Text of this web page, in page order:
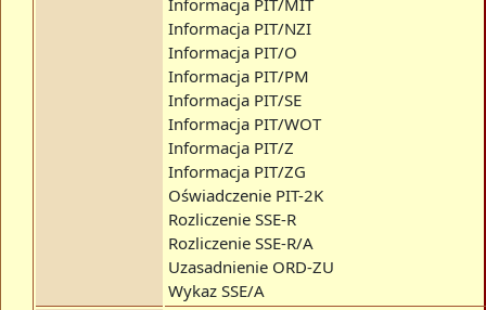
Informacja PIT/NZI
Informacja PIT/O
Informacja PIT/PM
Informacja PIT/SE
Informacja PIT/WOT
Informacja PIT/Z
Informacja PIT/ZG
Oświadczenie PIT-2K
Rozliczenie SSE-R
Rozliczenie SSE-R/A
Uzasadnienie ORD-ZU
Wykaz SSE/A